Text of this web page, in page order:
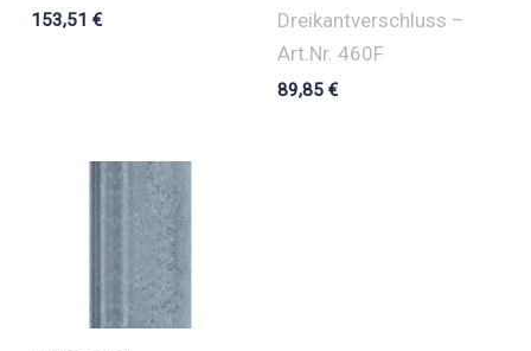
153,51€
Dreikantverschluss –
Art.Nr. 460F
89,85 €